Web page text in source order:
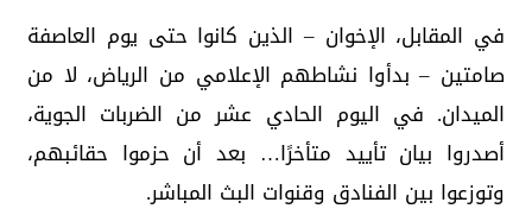
في المقابل، الإخوان – الذين كانوا حتى يوم العاصفة
صامتين – بدأوا نشاطهم الإعلامي من الرياض، لا من
الميدان. في اليوم الحادي عشر من الضربات الجوية،
أصدروا بيان تأييد متأخرًا… بعد أن حزموا حقائبهم،
وتوزعوا بين الفنادق وقنوات البث المباشر.